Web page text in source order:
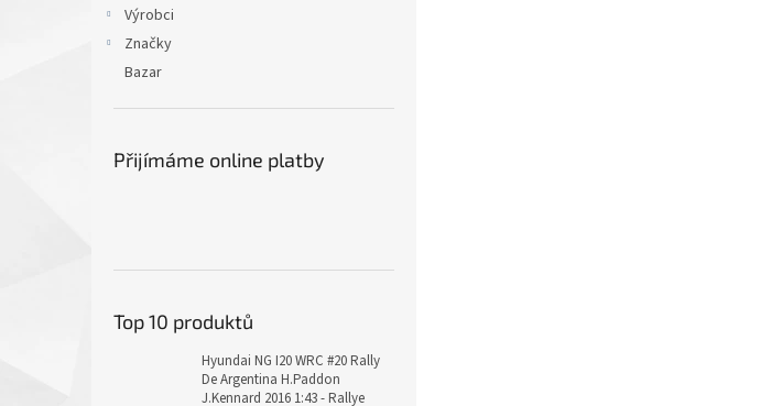
Výrobci
Značky
Bazar
Přijímáme online platby
Top 10 produktů
Hyundai NG I20 WRC #20 Rally
De Argentina H.Paddon
J.Kennard 2016 1:43 - Rallye